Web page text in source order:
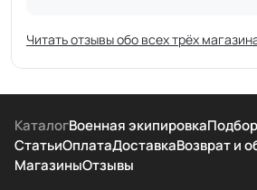
Читать отзывы обо всех трёх
КаталогВоенная экипировка
СтатьиОплатаДоставкаВозврат и
МагазиныОтзывы